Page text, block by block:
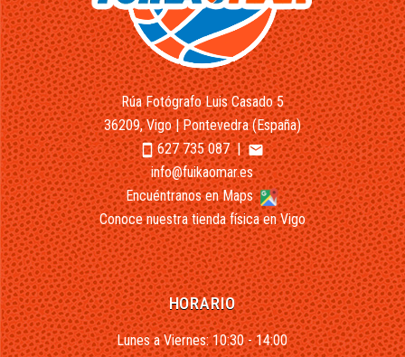
Rúa Fotógrafo Luis Casado 5
36209, Vigo | Pontevedra (España)
smartphone627 735 087|email
info@fuikaomar.es
Encuéntranos en Maps
Conoce nuestra tienda física en Vigo
HORARIO
Lunes a Viernes: 10:30 - 14:00